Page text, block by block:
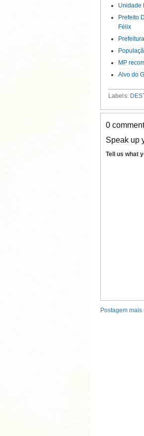
Unidade
Prefeito
Félix
MP
Alvo do
Labels:
0
Speak up
Tell us what
Postagem mais